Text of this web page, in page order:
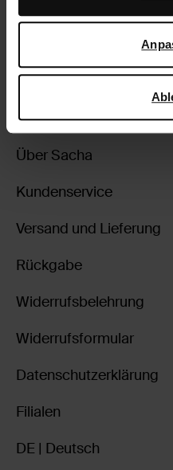
Darüber hinaus arbeiten
darüber, wie Google Ihre
verwendet, finden Sie auf
Lieferung &
zurückgehen
Über Sacha
Kundenservice
Versand und Lieferung
Rückgabe
Widerrufsbelehrung
Widerrufsformular
Datenschutzerklärung
Filialen
DE | Deutsch